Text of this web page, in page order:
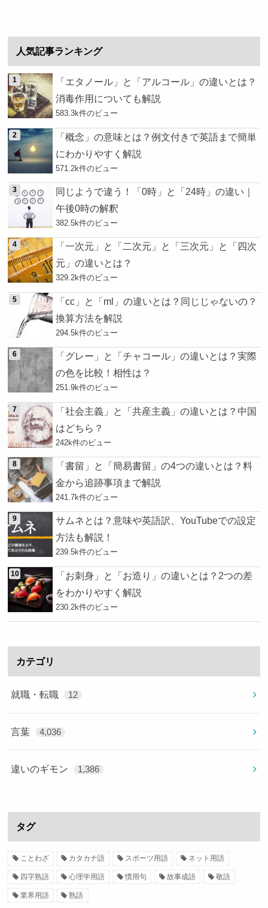
人気記事ランキング
「エタノール」と「アルコール」の違いとは？
消毒作用についても解説
583.3k件のビュー
「概念」の意味とは？例文付きで英語まで簡単
にわかりやすく解説
571.2k件のビュー
同じようで違う！「0時」と「24時」の違い｜
午後0時の解釈
382.5k件のビュー
「一次元」と「二次元」と「三次元」と「四次
元」の違いとは？
329.2k件のビュー
「cc」と「ml」の違いとは？同じじゃないの？
換算方法を解説
294.5k件のビュー
「グレー」と「チャコール」の違いとは？実際
の色を比較！相性は？
251.9k件のビュー
「社会主義」と「共産主義」の違いとは？中国
はどちら？
242k件のビュー
「書留」と「簡易書留」の4つの違いとは？料
金から追跡事項まで解説
241.7k件のビュー
サムネとは？意味や英語訳、YouTubeでの設定
方法も解説！
239.5k件のビュー
「お刺身」と「お造り」の違いとは？2つの差
をわかりやすく解説
230.2k件のビュー
カテゴリ
就職・転職 12
言葉 4,036
違いのギモン 1,386
タグ
ことわざ カタカナ語 スポーツ用語 ネット用語
四字熟語 心理学用語 慣用句 故事成語 敬語
業界用語 熟語